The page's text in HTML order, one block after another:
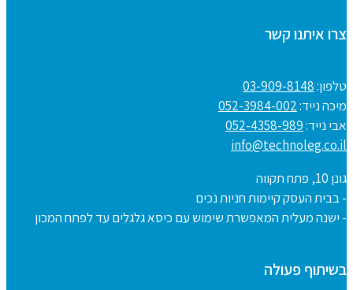
צרו איתנו קשר
טלפון:03-909-8148
מיכה נייד:052-3984-002
אבי נייד:052-4358-989
info@technoleg.co.il
גונן 10, פתח תקווה
- בבית העסק קיימות חניות נכים
- ישנה מעלית המאפשרת שימוש עם כיסא גלגלים עד לפתח המכון
בשיתוף פעולה